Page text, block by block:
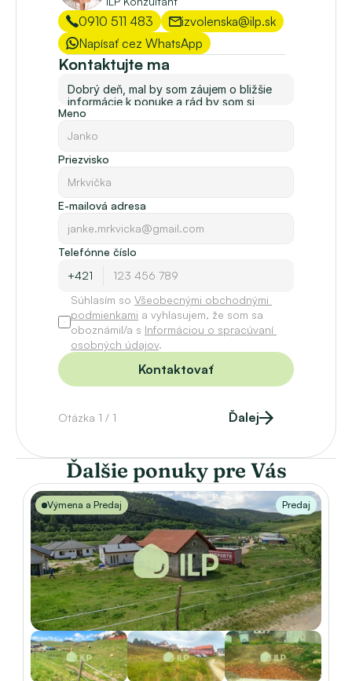
0910 511 483
izvolenska@ilp.sk
Napísať cez WhatsApp
Kontaktujte ma
Meno
Priezvisko
E-mailová adresa
Telefónne číslo
Súhlasím so Všeobecnými obchodnými
podmienkami a vyhlasujem, že som sa
oboznámil/a s Informáciou o spracúvaní
osobných údajov.
Kontaktovať
Otázka 1 / 1 Ďalej
Ďalšie ponuky pre Vás
Výmena a Predaj Predaj